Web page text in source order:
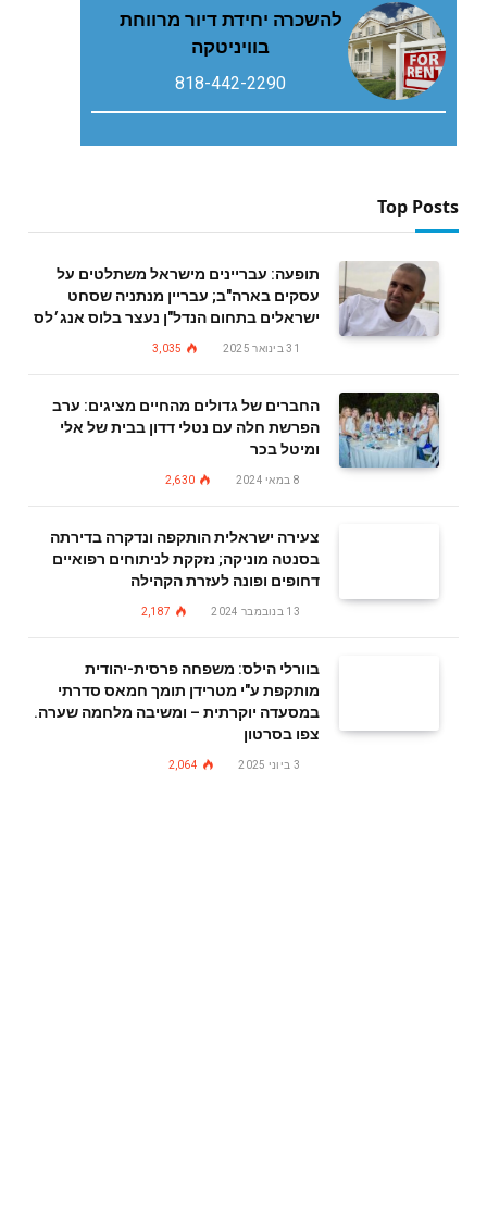
להשכרה יחידת דיור מרווחת
בוויניטקה
818-442-2290
Top Posts
תופעה: עבריינים מישראל משתלטים על
עסקים בארה"ב; עבריין מנתניה שסחט
ישראלים בתחום הנדל"ן נעצר בלוס אנג׳לס
31 בינואר 2025 3,035
החברים של גדולים מהחיים מציגים: ערב
הפרשת חלה עם נטלי דדון בבית של אלי
ומיטל בכר
8 במאי 2024 2,630
צעירה ישראלית הותקפה ונדקרה בדירתה
בסנטה מוניקה; נזקקת לניתוחים רפואיים
דחופים ופונה לעזרת הקהילה
13 בנובמבר 2024 2,187
בוורלי הילס: משפחה פרסית-יהודית
מותקפת ע"י מטרידן תומך חמאס סדרתי
במסעדה יוקרתית – ומשיבה מלחמה שערה.
צפו בסרטון
3 ביוני 2025 2,064